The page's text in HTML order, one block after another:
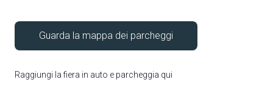
Guarda la mappa dei parcheggi
Raggiungi la fiera in auto e parcheggia qui